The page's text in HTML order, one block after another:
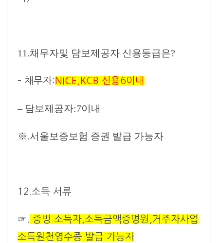
11.채무자및 담보제공자 신용등급은?
– 채무자: NICE,KCB 신용6이내
– 담보제공자:7이내
※.서울보증보험 증권 발급 가능자
12. 소득 서류
☞. 증빙 소득자,소득금액증명원,거주자사업
소득원천영수증 발급 가능자